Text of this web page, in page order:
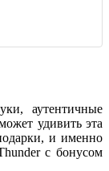
аутентичные
удивить эта
и именно
с бонусом